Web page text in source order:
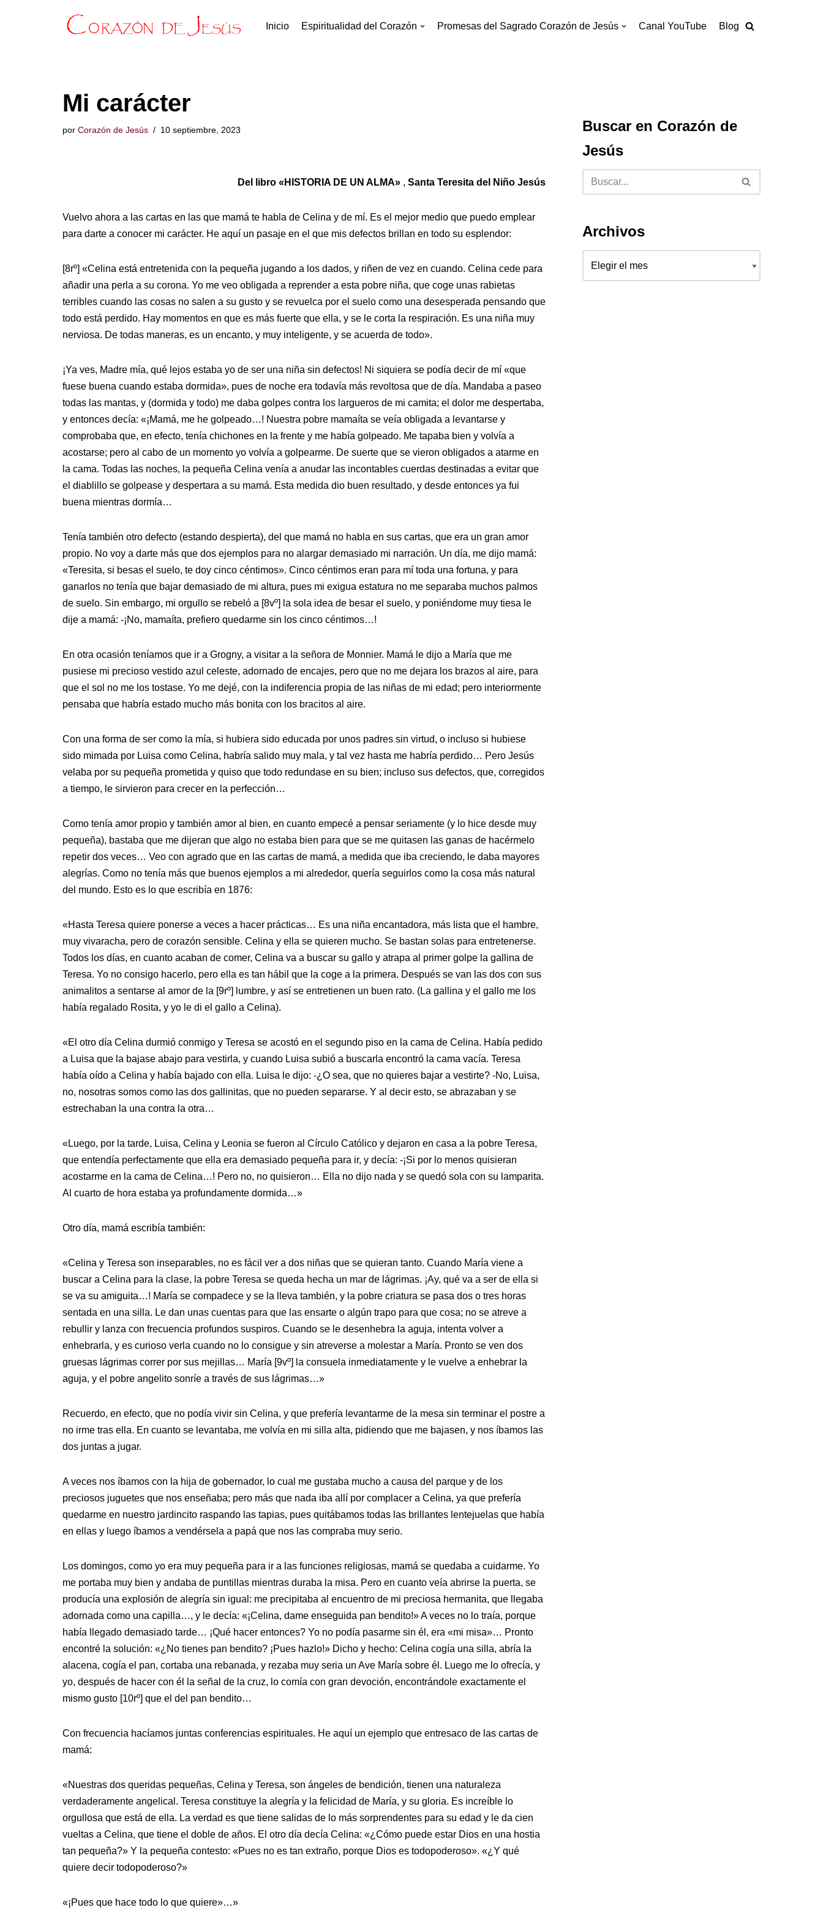
Inicio Espiritualidad del Corazón Promesas del Sagrado Corazón de Jesús Canal YouTube Blog
Mi carácter
por Corazón de Jesús 10 septiembre, 2023
Del libro «HISTORIA DE UN ALMA» , Santa Teresita del Niño Jesús
Vuelvo ahora a las cartas en las que mamá te habla de Celina y de mí. Es el mejor medio que puedo emplear
para darte a conocer mi carácter. He aquí un pasaje en el que mis defectos brillan en todo su esplendor:
[8rº] «Celina está entretenida con la pequeña jugando a los dados, y riñen de vez en cuando. Celina cede para
añadir una perla a su corona. Yo me veo obligada a reprender a esta pobre niña, que coge unas rabietas
terribles cuando las cosas no salen a su gusto y se revuelca por el suelo como una desesperada pensando que
todo está perdido. Hay momentos en que es más fuerte que ella, y se le corta la respiración. Es una niña muy
nerviosa. De todas maneras, es un encanto, y muy inteligente, y se acuerda de todo».
¡Ya ves, Madre mía, qué lejos estaba yo de ser una niña sin defectos! Ni siquiera se podía decir de mí «que
fuese buena cuando estaba dormida», pues de noche era todavía más revoltosa que de día. Mandaba a paseo
todas las mantas, y (dormida y todo) me daba golpes contra los largueros de mi camita; el dolor me despertaba,
y entonces decía: «¡Mamá, me he golpeado…! Nuestra pobre mamaíta se veía obligada a levantarse y
comprobaba que, en efecto, tenía chichones en la frente y me había golpeado. Me tapaba bien y volvía a
acostarse; pero al cabo de un momento yo volvía a golpearme. De suerte que se vieron obligados a atarme en
la cama. Todas las noches, la pequeña Celina venía a anudar las incontables cuerdas destinadas a evitar que
el diablillo se golpease y despertara a su mamá. Esta medida dio buen resultado, y desde entonces ya fui
buena mientras dormía…
Tenía también otro defecto (estando despierta), del que mamá no habla en sus cartas, que era un gran amor
propio. No voy a darte más que dos ejemplos para no alargar demasiado mi narración. Un día, me dijo mamá:
«Teresita, si besas el suelo, te doy cinco céntimos». Cinco céntimos eran para mí toda una fortuna, y para
ganarlos no tenía que bajar demasiado de mi altura, pues mi exigua estatura no me separaba muchos palmos
de suelo. Sin embargo, mi orgullo se rebeló a [8vº] la sola idea de besar el suelo, y poniéndome muy tiesa le
dije a mamá: -¡No, mamaíta, prefiero quedarme sin los cinco céntimos…!
En otra ocasión teníamos que ir a Grogny, a visitar a la señora de Monnier. Mamá le dijo a María que me
pusiese mi precioso vestido azul celeste, adornado de encajes, pero que no me dejara los brazos al aire, para
que el sol no me los tostase. Yo me dejé, con la indiferencia propia de las niñas de mi edad; pero interiormente
pensaba que habría estado mucho más bonita con los bracitos al aire.
Con una forma de ser como la mía, si hubiera sido educada por unos padres sin virtud, o incluso si hubiese
sido mimada por Luisa como Celina, habría salido muy mala, y tal vez hasta me habría perdido… Pero Jesús
velaba por su pequeña prometida y quiso que todo redundase en su bien; incluso sus defectos, que, corregidos
a tiempo, le sirvieron para crecer en la perfección…
Como tenía amor propio y también amor al bien, en cuanto empecé a pensar seriamente (y lo hice desde muy
pequeña), bastaba que me dijeran que algo no estaba bien para que se me quitasen las ganas de hacérmelo
repetir dos veces… Veo con agrado que en las cartas de mamá, a medida que iba creciendo, le daba mayores
alegrías. Como no tenía más que buenos ejemplos a mi alrededor, quería seguirlos como la cosa más natural
del mundo. Esto es lo que escribía en 1876:
«Hasta Teresa quiere ponerse a veces a hacer prácticas… Es una niña encantadora, más lista que el hambre,
muy vivaracha, pero de corazón sensible. Celina y ella se quieren mucho. Se bastan solas para entretenerse.
Todos los días, en cuanto acaban de comer, Celina va a buscar su gallo y atrapa al primer golpe la gallina de
Teresa. Yo no consigo hacerlo, pero ella es tan hábil que la coge a la primera. Después se van las dos con sus
animalitos a sentarse al amor de la [9rº] lumbre, y así se entretienen un buen rato. (La gallina y el gallo me los
había regalado Rosita, y yo le di el gallo a Celina).
«El otro día Celina durmió conmigo y Teresa se acostó en el segundo piso en la cama de Celina. Había pedido
a Luisa que la bajase abajo para vestirla, y cuando Luisa subió a buscarla encontró la cama vacía. Teresa
había oído a Celina y había bajado con ella. Luisa le dijo: -¿O sea, que no quieres bajar a vestirte? -No, Luisa,
no, nosotras somos como las dos gallinitas, que no pueden separarse. Y al decir esto, se abrazaban y se
estrechaban la una contra la otra…
«Luego, por la tarde, Luisa, Celina y Leonia se fueron al Círculo Católico y dejaron en casa a la pobre Teresa,
que entendía perfectamente que ella era demasiado pequeña para ir, y decía: -¡Si por lo menos quisieran
acostarme en la cama de Celina…! Pero no, no quisieron… Ella no dijo nada y se quedó sola con su lamparita.
Al cuarto de hora estaba ya profundamente dormida…»
Otro día, mamá escribía también:
«Celina y Teresa son inseparables, no es fácil ver a dos niñas que se quieran tanto. Cuando María viene a
buscar a Celina para la clase, la pobre Teresa se queda hecha un mar de lágrimas. ¡Ay, qué va a ser de ella si
se va su amiguita…! María se compadece y se la lleva también, y la pobre criatura se pasa dos o tres horas
sentada en una silla. Le dan unas cuentas para que las ensarte o algún trapo para que cosa; no se atreve a
rebullir y lanza con frecuencia profundos suspiros. Cuando se le desenhebra la aguja, intenta volver a
enhebrarla, y es curioso verla cuando no lo consigue y sin atreverse a molestar a María. Pronto se ven dos
gruesas lágrimas correr por sus mejillas… María [9vº] la consuela inmediatamente y le vuelve a enhebrar la
aguja, y el pobre angelito sonríe a través de sus lágrimas…»
Recuerdo, en efecto, que no podía vivir sin Celina, y que prefería levantarme de la mesa sin terminar el postre a
no irme tras ella. En cuanto se levantaba, me volvía en mi silla alta, pidiendo que me bajasen, y nos íbamos las
dos juntas a jugar.
A veces nos íbamos con la hija de gobernador, lo cual me gustaba mucho a causa del parque y de los
preciosos juguetes que nos enseñaba; pero más que nada iba allí por complacer a Celina, ya que prefería
quedarme en nuestro jardincito raspando las tapias, pues quitábamos todas las brillantes lentejuelas que había
en ellas y luego íbamos a vendérsela a papá que nos las compraba muy serio.
Los domingos, como yo era muy pequeña para ir a las funciones religiosas, mamá se quedaba a cuidarme. Yo
me portaba muy bien y andaba de puntillas mientras duraba la misa. Pero en cuanto veía abrirse la puerta, se
producía una explosión de alegría sin igual: me precipitaba al encuentro de mi preciosa hermanita, que llegaba
adornada como una capilla…, y le decía: «¡Celina, dame enseguida pan bendito!» A veces no lo traía, porque
había llegado demasiado tarde… ¡Qué hacer entonces? Yo no podía pasarme sin él, era «mi misa»… Pronto
encontré la solución: «¿No tienes pan bendito? ¡Pues hazlo!» Dicho y hecho: Celina cogía una silla, abría la
alacena, cogía el pan, cortaba una rebanada, y rezaba muy seria un Ave María sobre él. Luego me lo ofrecía, y
yo, después de hacer con él la señal de la cruz, lo comía con gran devoción, encontrándole exactamente el
mismo gusto [10rº] que el del pan bendito…
Con frecuencia hacíamos juntas conferencias espirituales. He aquí un ejemplo que entresaco de las cartas de
mamá:
«Nuestras dos queridas pequeñas, Celina y Teresa, son ángeles de bendición, tienen una naturaleza
verdaderamente angelical. Teresa constituye la alegría y la felicidad de María, y su gloria. Es increíble lo
orgullosa que está de ella. La verdad es que tiene salidas de lo más sorprendentes para su edad y le da cien
vueltas a Celina, que tiene el doble de años. El otro día decía Celina: «¿Cómo puede estar Dios en una hostia
tan pequeña?» Y la pequeña contesto: «Pues no es tan extraño, porque Dios es todopoderoso». «¿Y qué
quiere decir todopoderoso?»
«¡Pues que hace todo lo que quiere»…»
Buscar en Corazón de
Jesús
Archivos